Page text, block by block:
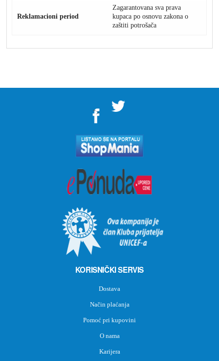
Reklamacioni period
Zagarantovana sva prava
kupaca po osnovu zakona o
zaštiti potrošača
">
KORISNIČKI SERVIS
Dostava
Način plaćanja
Pomoć pri kupovini
O nama
Karijera